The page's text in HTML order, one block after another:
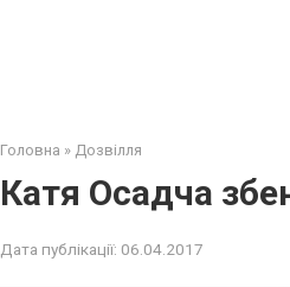
Головна » Дозвілля
Катя Осадча
Дата публікації: 06.04.2017